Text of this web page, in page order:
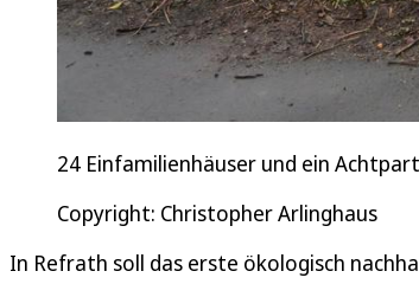
24 Einfamilienhäuser und ein
Copyright: Christopher Arlinghaus
In Refrath soll das erste ökologisch